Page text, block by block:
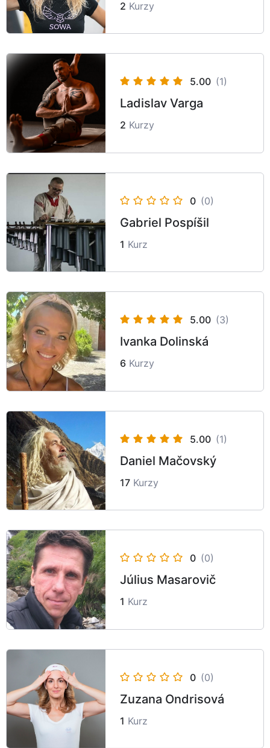
2 Kurzy
5.00 (1)
Ladislav Varga
2 Kurzy
0 (0)
Gabriel Pospíšil
1 Kurz
5.00 (3)
Ivanka Dolinská
6 Kurzy
5.00 (1)
Daniel Mačovský
17 Kurzy
0 (0)
Július Masarovič
1 Kurz
0 (0)
Zuzana Ondrisová
1 Kurz